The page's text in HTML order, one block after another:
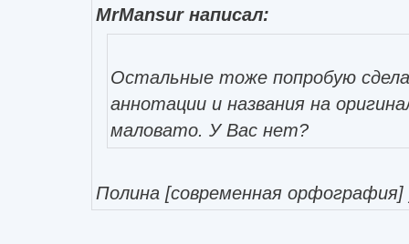
MrMansur написал:
Остальные тоже попробую
аннотации и названия на
маловато. У Вас нет?
Полина [современная орфография]